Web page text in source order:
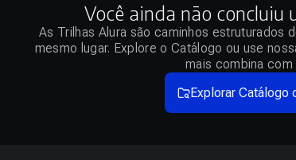
Você ainda não concluiu
As Trilhas Alura são caminhos estruturados
mesmo lugar. Explore o Catálogo ou use
mais combina com
Explorar Catálogo